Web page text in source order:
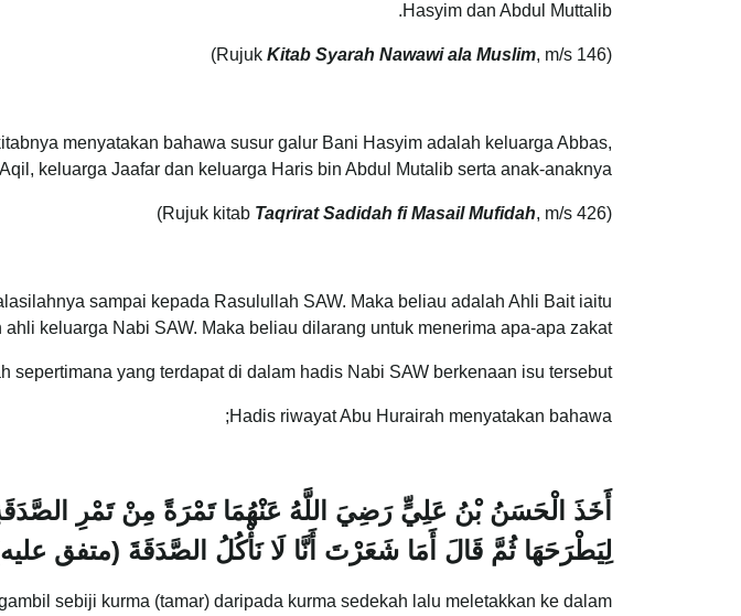
Hasyim dan Abdul Muttalib.
(Rujuk
Kitab Syarah Nawawi ala Muslim, m/s 146)
menyatakan bahawa susur galur Bani Hasyim adalah keluarga Abbas,
keluarga Jaafar dan keluarga Haris bin Abdul Mutalib serta anak-anaknya.
(Rujuk kitab
Taqrirat Sadidah fi Masail Mufidah, m/s 426)
sampai kepada Rasulullah SAW. Maka beliau adalah Ahli Bait iaitu
ahli keluarga Nabi SAW. Maka beliau dilarang untuk menerima apa-apa zakat.
sepertimana yang terdapat di dalam hadis Nabi SAW berkenaan isu tersebut.
Hadis riwayat Abu Hurairah menyatakan bahawa;
أَخَذَ الْحَسَنُ بْنُ عَلِيٍّ رَضِيَ اللَّهُ عَنْهُمَا تَمْرَةً مِنْ تَمْرِ
لِيَطْرَحَهَا ثُمَّ قَالَ أَمَا شَعَرْتَ أَنَّا لَا نَأْكُلُ الصَّدَقَةَ ‏(‏متفق
sebiji kurma (tamar) daripada kurma sedekah lalu meletakkan ke dalam